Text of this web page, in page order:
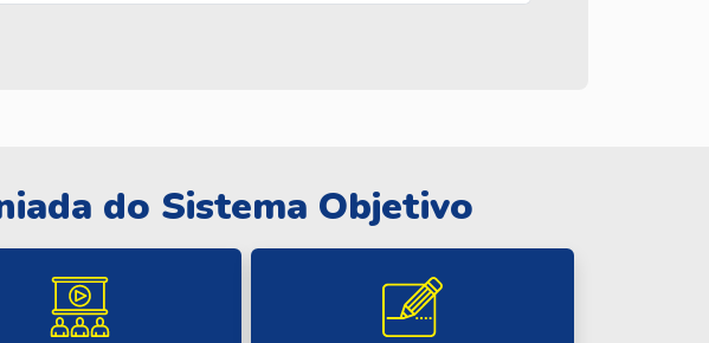
do Sistema Objetivo